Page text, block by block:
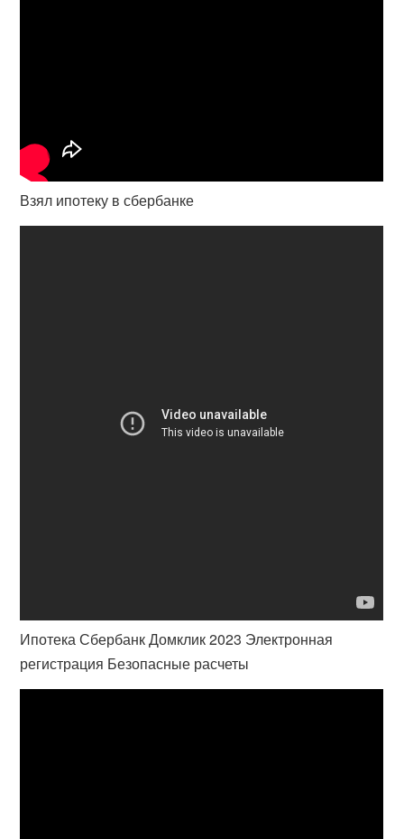
Взял ипотеку в сбербанке
Ипотека Сбербанк Домклик 2023 Электронная
регистрация Безопасные расчеты